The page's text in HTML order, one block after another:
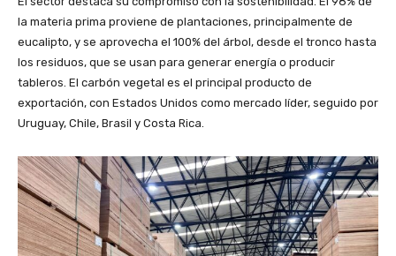
la materia prima proviene de plantaciones, principalmente de
eucalipto, y se aprovecha el 100% del árbol, desde el tronco hasta
los residuos, que se usan para generar energía o producir
tableros. El carbón vegetal es el principal producto de
exportación, con Estados Unidos como mercado líder, seguido por
Uruguay, Chile, Brasil y Costa Rica.